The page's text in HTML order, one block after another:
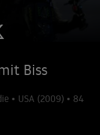
Biss
• USA (2009) • 84